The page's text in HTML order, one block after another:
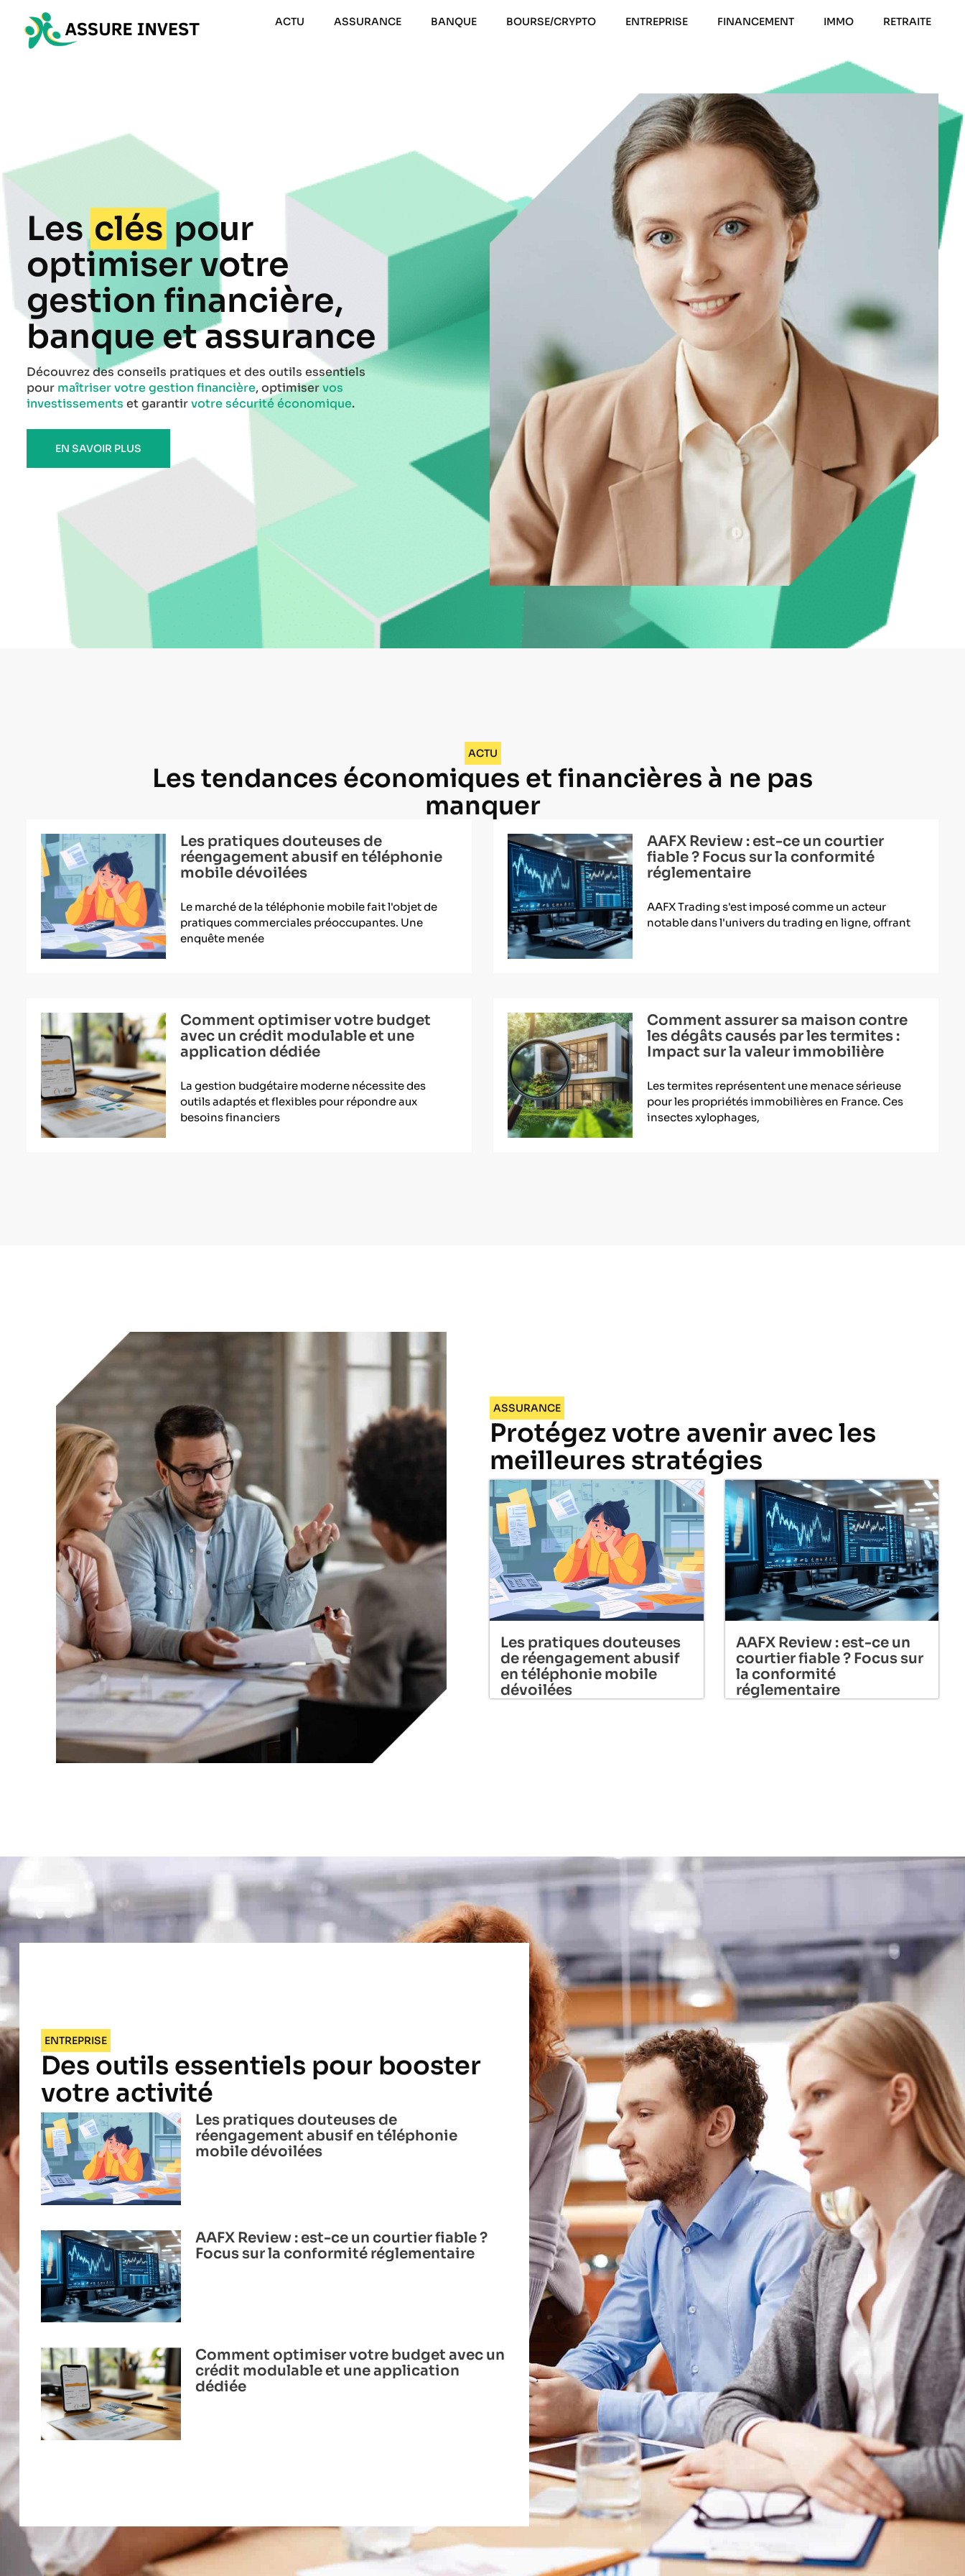
ACTU ASSURANCE BANQUE BOURSE/CRYPTO ENTREPRISE FINANCEMENT IMMO RETRAITE
Lesclés pour
optimiser votre
gestion financière,
banque et assurance
Découvrez des conseils pratiques et des outils essentiels
pour maîtriser votre gestion financière, optimiservos
investissements et garantirvotre sécurité économique.
EN SAVOIR PLUS
ACTU
Les tendances économiques et financières à ne pas
manquer
Les pratiques douteuses de
réengagement abusif en téléphonie
mobile dévoilées
Le marché de la téléphonie mobile fait l'objet de
pratiques commerciales préoccupantes. Une
enquête menée
AAFX Review : est-ce un courtier
fiable ? Focus sur la conformité
réglementaire
AAFX Trading s'est imposé comme un acteur
notable dans l'univers du trading en ligne, offrant
Comment optimiser votre budget
avec un crédit modulable et une
application dédiée
La gestion budgétaire moderne nécessite des
outils adaptés et flexibles pour répondre aux
besoins financiers
Comment assurer sa maison contre
les dégâts causés par les termites :
Impact sur la valeur immobilière
Les termites représentent une menace sérieuse
pour les propriétés immobilières en France. Ces
insectes xylophages,
ASSURANCE
Protégez votre avenir avec les
meilleures stratégies
Les pratiques douteuses
de réengagement abusif
en téléphonie mobile
dévoilées
AAFX Review : est-ce un
courtier fiable ? Focus sur
la conformité
réglementaire
ENTREPRISE
Des outils essentiels pour booster
votre activité
Les pratiques douteuses de
réengagement abusif en téléphonie
mobile dévoilées
AAFX Review : est-ce un courtier fiable ?
Focus sur la conformité réglementaire
Comment optimiser votre budget avec un
crédit modulable et une application
dédiée